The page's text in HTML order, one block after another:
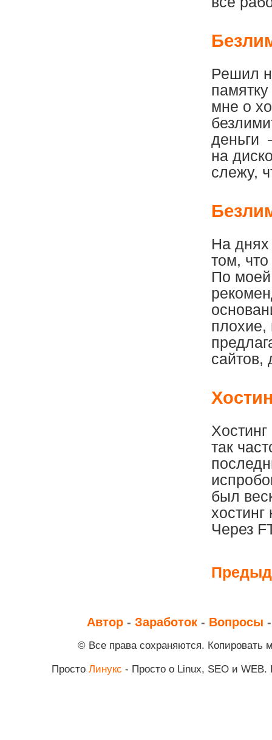
Решил
мне о
деньги
на
слежу,
На днях
том,
По
так
был
Через
Автор- Заработок- Вопросы
© Все права сохраняются. Копировать
Просто Линукс - Просто о Linux, SEO и